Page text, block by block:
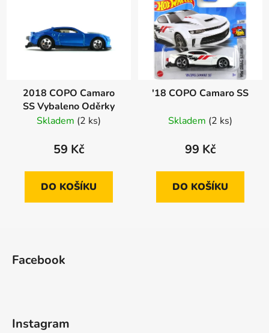
2018 COPO Camaro
SS Vybaleno Oděrky
Skladem (2 ks)
59 Kč
DO KOŠÍKU
'18 COPO Camaro SS
Skladem (2 ks)
99 Kč
DO KOŠÍKU
Facebook
Instagram